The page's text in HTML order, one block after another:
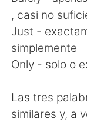
Türkçe
English
العربية
, casi no
Just -
simplemente
Only - solo o
Las tres
similares y, a